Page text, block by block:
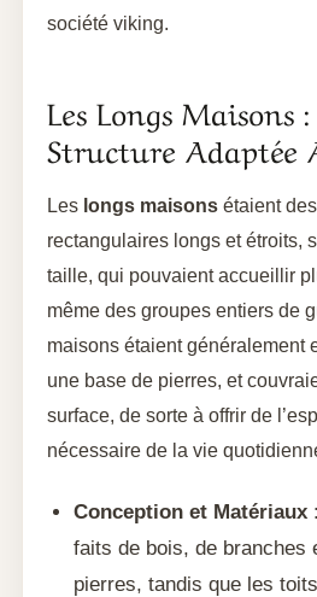
société viking.
Les Longs Maisons
Structure Adaptée
Les longs maisons étaient
rectangulaires longs et étroits,
taille, qui pouvaient accueillir
même des groupes entiers de
maisons étaient généralement
une base de pierres, et
surface, de sorte à offrir de
nécessaire de la vie
Conception et Matériaux
faits de bois, de branches
pierres, tandis que les